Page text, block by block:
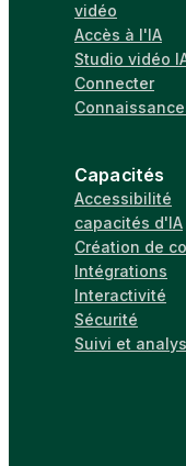
vidéo
Accès à l'IA
Studio vidéo
Connecter
Capacités
Accessibilité
capacités d'IA
Création de
Intégrations
Interactivité
Sécurité
Suivi et